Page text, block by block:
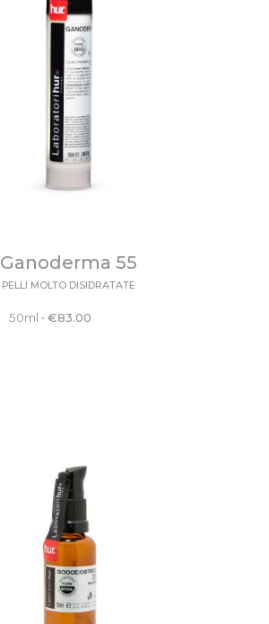
Ganoderma 55
PELLI MOLTO DISIDRATATE
50ml • €83.00